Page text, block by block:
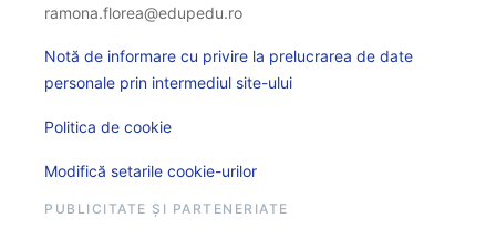
ramona.florea@edupedu.ro
Notă de informare cu privire la prelucrarea de date
personale prin intermediul site-ului
Politica de cookie
Modifică setarile cookie-urilor
PUBLICITATE ȘI PARTENERIATE